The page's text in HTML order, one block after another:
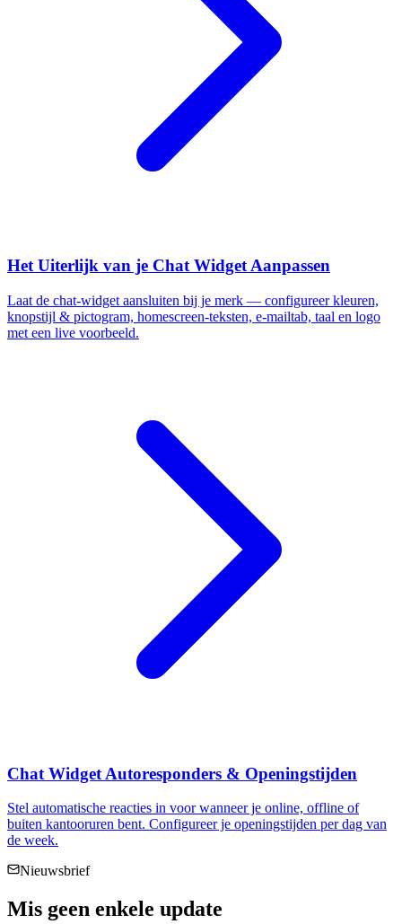
Het Uiterlijk van je Chat Widget Aanpassen
Laat de chat-widget aansluiten bij je merk — configureer kleuren,
knopstijl & pictogram, homescreen-teksten, e-mailtab, taal en logo
met een live voorbeeld.
Chat Widget Autoresponders & Openingstijden
Stel automatische reacties in voor wanneer je online, offline of
buiten kantooruren bent. Configureer je openingstijden per dag van
de week.
Nieuwsbrief
Mis geen enkele update